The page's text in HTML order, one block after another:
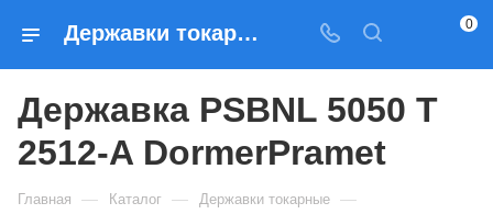
Державки токарные Державка PSBNL 5050 T 2512-A DormerPramet — купить по выгодным ценам в Москве 0
Державка PSBNL 5050 T
2512-A DormerPramet
Главная — Каталог — Державки токарные —